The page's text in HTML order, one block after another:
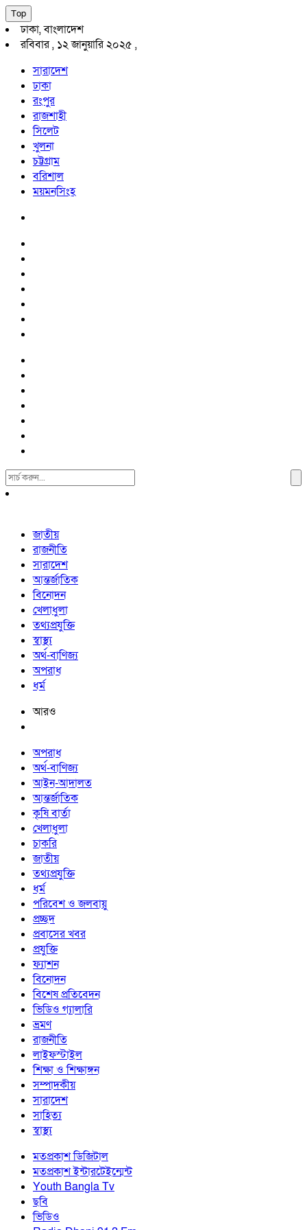
Top
ঢাকা, বাংলাদেশ
রবিবার , ১২ জানুয়ারি ২০২৫ ,
সারাদেশ
ঢাকা
রংপুর
রাজশাহী
সিলেট
খুলনা
চট্টগ্রাম
বরিশাল
ময়মনসিংহ
Search
For:
জাতীয়
রাজনীতি
সারাদেশ
আন্তর্জাতিক
বিনোদন
খেলাধুলা
তথ্যপ্রযুক্তি
স্বাস্থ্য
অর্থ-বাণিজ্য
অপরাধ
ধর্ম
আরও
অপরাধ
অর্থ-বাণিজ্য
আইন-আদালত
আন্তর্জাতিক
কৃষি বার্তা
খেলাধুলা
চাকরি
জাতীয়
তথ্যপ্রযুক্তি
ধর্ম
পরিবেশ ও জলবায়ু
প্রচ্ছদ
প্রবাসের খবর
প্রযুক্তি
ফ্যাশন
বিনোদন
বিশেষ প্রতিবেদন
ভিডিও গ্যালারি
ভ্রমণ
রাজনীতি
লাইফস্টাইল
শিক্ষা ও শিক্ষাঙ্গন
সম্পাদকীয়
সারাদেশ
সাহিত্য
স্বাস্থ্য
মতপ্রকাশ ডিজিটাল
মতপ্রকাশ ইন্টারটেইন্মেন্ট
Youth Bangla Tv
ছবি
ভিডিও